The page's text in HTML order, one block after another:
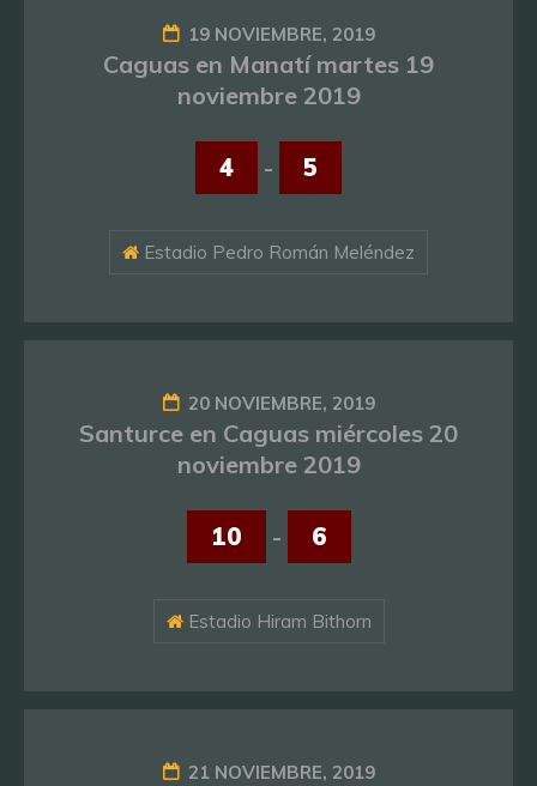
19 NOVIEMBRE, 2019
Caguas en Manatí martes 19
noviembre 2019
4 - 5
Estadio Pedro Román Meléndez
20 NOVIEMBRE, 2019
Santurce en Caguas miércoles 20
noviembre 2019
10 - 6
Estadio Hiram Bithorn
21 NOVIEMBRE, 2019